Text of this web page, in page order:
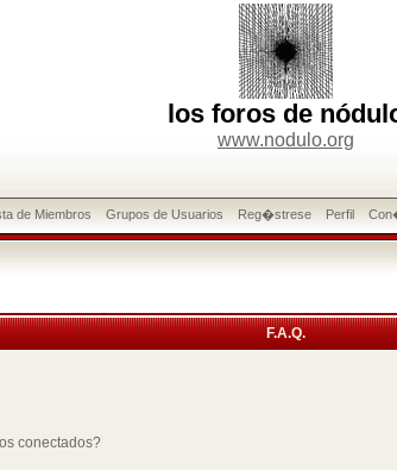
los foros de
www.nodulo.org
de Miembros Grupos de Usuarios Reg�strese Perfil
F.A.Q.
conectados?